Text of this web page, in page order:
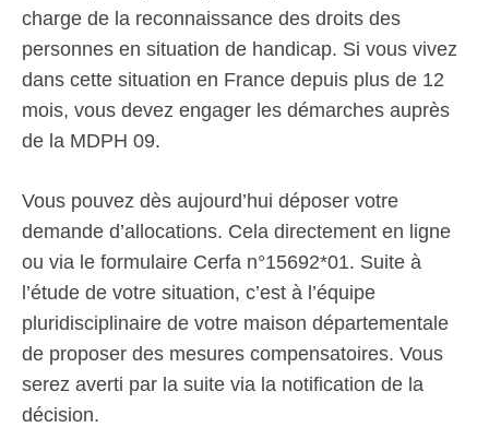
charge de la reconnaissance des droits des
personnes en situation de handicap. Si vous vivez
dans cette situation en France depuis plus de 12
mois, vous devez engager les démarches auprès
de la MDPH 09.
Vous pouvez dès aujourd’hui déposer votre
demande d’allocations. Cela directement en ligne
ou via le formulaire Cerfa n°15692*01. Suite à
l’étude de votre situation, c’est à l’équipe
pluridisciplinaire de votre maison départementale
de proposer des mesures compensatoires. Vous
serez averti par la suite via la notification de la
décision.